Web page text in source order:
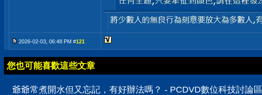
2026-02-03, 06:48 PM #121
您也可能喜歡這些文章
爺爺常煮開水但又忘記，有好辦法嗎？ - PCDVD數位科技討論區